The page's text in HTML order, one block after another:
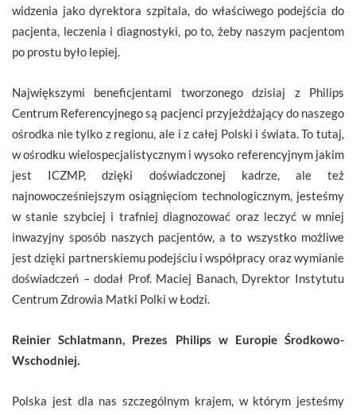
widzenia jako dyrektora szpitala, do właściwego podejścia do
pacjenta, leczenia i diagnostyki, po to, żeby naszym pacjentom
po prostu było lepiej.
Największymi beneficjentami tworzonego dzisiaj z Philips
Centrum Referencyjnego są pacjenci przyjeżdżający do naszego
ośrodka nie tylko z regionu, ale i z całej Polski i świata. To tutaj,
w ośrodku wielospecjalistycznym i wysoko referencyjnym jakim
jest ICZMP, dzięki doświadczonej kadrze, ale też
najnowocześniejszym osiągnięciom technologicznym, jesteśmy
w stanie szybciej i trafniej diagnozować oraz leczyć w mniej
inwazyjny sposób naszych pacjentów, a to wszystko możliwe
jest dzięki partnerskiemu podejściu i współpracy oraz wymianie
doświadczeń – dodał Prof. Maciej Banach, Dyrektor Instytutu
Centrum Zdrowia Matki Polki w Łodzi.
Reinier Schlatmann, Prezes Philips w Europie Środkowo-
Wschodniej.
Polska jest dla nas szczególnym krajem, w którym jesteśmy